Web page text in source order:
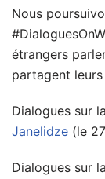
Nous
étrangers
partagent
Dialogues sur
Janelidze (le
Dialogues sur